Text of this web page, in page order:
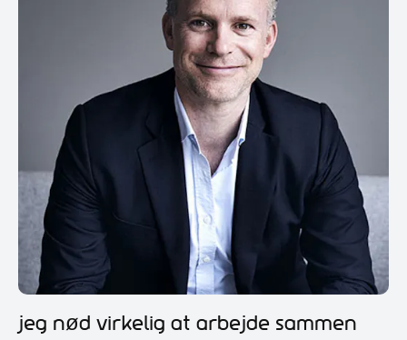
Jeg nød virkelig at arbejde sammen